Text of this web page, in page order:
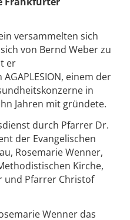
versammelten sich
von Bernd Weber zu
er
einem der
in
Jahren mit gründete.
durch Pfarrer Dr.
der Evangelischen
Rosemarie Wenner,
Kirche,
und Pfarrer Christof
Wenner das